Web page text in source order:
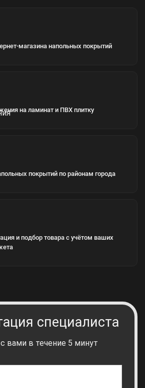
магазина напольных покрытий
на ламинат и ПВХ плитку
покрытий по районам города
и подбор товара с учётом ваших
специалиста
вами в течение 5 минут